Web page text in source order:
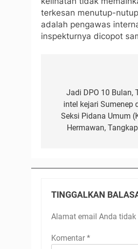
terkesan menutup-
adalah pengawas
inspekturnya dicopot
posJadi DPO 10 Bulan,
intel kejari Sumenep
Seksi Pidana Umum
Hermawan,
TINGGALKAN
Alamat email Anda
Komentar *